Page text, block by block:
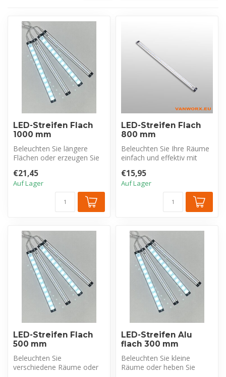
LED-Streifen Flach
1000 mm
Beleuchten Sie längere
Flächen oder erzeugen Sie
mit di...
€21,45
Auf Lager
LED-Streifen Flach
800 mm
Beleuchten Sie Ihre Räume
einfach und effektiv mit
aus...
€15,95
Auf Lager
LED-Streifen Flach
500 mm
Beleuchten Sie
verschiedene Räume oder
LED-Streifen Alu
flach 300 mm
Beleuchten Sie kleine
Räume oder heben Sie